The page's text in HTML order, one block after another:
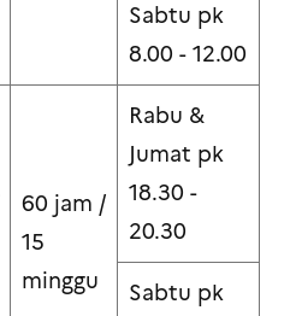
Sabtu pk
8.00 - 12.00
60 jam /
15
minggu
Rabu &
Jumat pk
18.30 -
20.30
Sabtu pk